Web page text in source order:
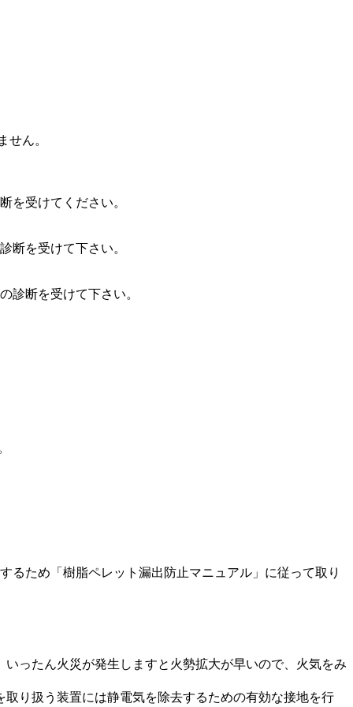
せん。
を受けてください。
断を受けて下さい。
診断を受けて下さい。
るため「樹脂ペレット漏出防止マニュアル」に従って取り
ったん火災が発生しますと火勢拡大が早いので、火気をみ
り扱う装置には静電気を除去するための有効な接地を行